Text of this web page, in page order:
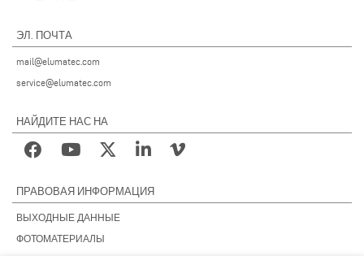
ЭЛ. ПОЧТА
mail@elumatec.com
service@elumatec.com
НАЙДИТЕ НАС НА
ПРАВОВАЯ ИНФОРМАЦИЯ
ВЫХОДНЫЕ ДАННЫЕ
ФОТОМАТЕРИАЛЫ